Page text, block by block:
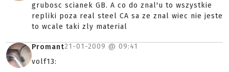
grubosc scianek GB. A co do znal'u to wszystkie
repliki poza real steel CA sa ze znal wiec nie jeste
to wcale taki zly material
Promant21-01-2009 @ 09:41
volf13: